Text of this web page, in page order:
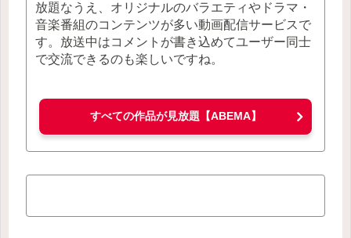
放題なうえ、オリジナルのバラエティやドラマ・
音楽番組のコンテンツが多い動画配信サービスで
す。放送中はコメントが書き込めてユーザー同士
で交流できるのも楽しいですね。
すべての作品が見放題【ABEMA】